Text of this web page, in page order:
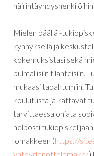
häirintäyhdyshenkilöihin.
Mielen päällä -
kynnyksellä ja
kokemuksistasi sekä
pulmallisiin tilanteisiin.
mukaasi tapahtumiin.
koulutusta ja kattavat
tarvittaessa ohjata
helposti
lomakkeen (https://